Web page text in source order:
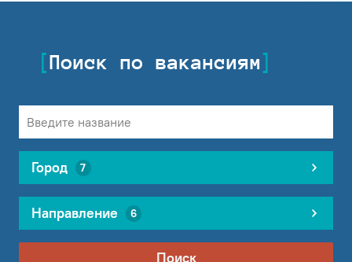
Поиск по вакансиям
Город 7
Направление 6
Поиск